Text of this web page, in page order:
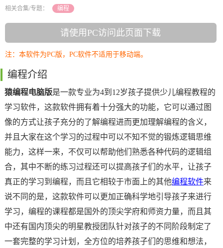
相关合集/专题：
编程
请使用PC访问此页面下载
注：本软件为PC版，PC软件不适用于移动端。
编程介绍
猿编程电脑版是一款专业为4到12岁孩子提供少儿编程教程的
学习软件，这款软件拥有着十分强大的功能，它可以通过图
像的方式让孩子充分的了解编程进而更加理解编程的含义，
并且大家在这个学习的过程中可以不知不觉的锻炼逻辑思维
能力，这样一来，不仅可以帮助他们熟悉各种代码的逻辑组
合，其中不断的练习过程还可以提高孩子们的水平，让孩子
真正的学习到编程，而且它相较于市面上的其他编程软件来
说不同的是，这款软件可以更加正确科学地引导孩子来进行
学习，编程的课程都是国外的顶尖学府和师资力量，而且其
中还有国内顶尖的明星教授团队针对孩子的不同阶段制定了
一套完整的学习计划，全方位的培养孩子们的思维和想法，